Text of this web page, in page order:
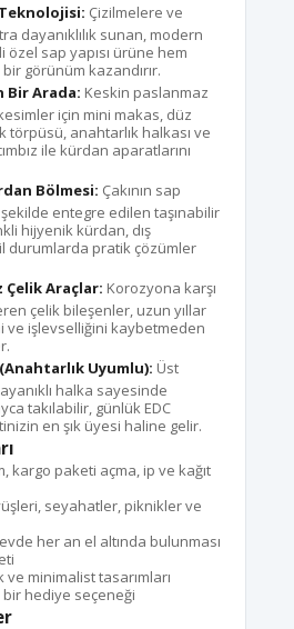
Çizilmelere ve
dayanıklılık sunan, modern
sap yapısı ürüne hem
görünüm kazandırır.
Bir Arada: Keskin paslanmaz
için mini makas, düz
törpüsü, anahtarlık halkası ve
ile kürdan aparatlarını
Bölmesi: Çakının sap
şekilde entegre edilen taşınabilir
hijyenik kürdan, dış
durumlarda pratik çözümler
Çelik Araçlar: Korozyona karşı
çelik bileşenler, uzun yıllar
ve işlevselliğini kaybetmeden
Uyumlu): Üst
halka sayesinde
takılabilir, günlük EDC
en şık üyesi haline gelir.
kargo paketi açma, ip ve kağıt
seyahatler, piknikler ve
her an el altında bulunması
minimalist tasarımları
hediye seçeneği